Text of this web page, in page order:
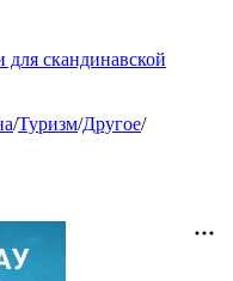
для скандинавской
/Туризм/Другое/